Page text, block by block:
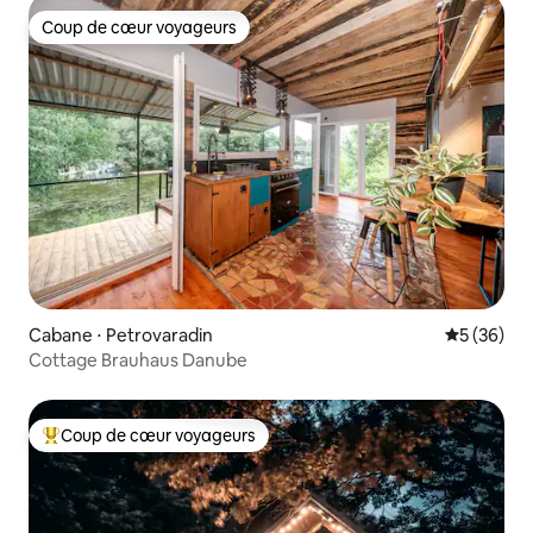
Coup de cœur voyageurs
Coup de cœur voyageurs
Cabane ⋅ Petrovaradin
5 (36)
Cottage Brauhaus Danube
Coups de cœur voyageurs les plus appréciés
Coup de cœur voyageurs